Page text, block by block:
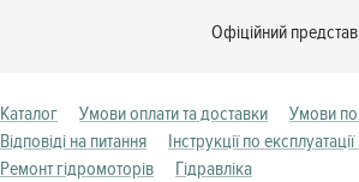
Офіційний
Каталог Умови оплати та доставки Умови
Відповіді на питання
Інструкції по
Ремонт гідромоторів
Гідравліка